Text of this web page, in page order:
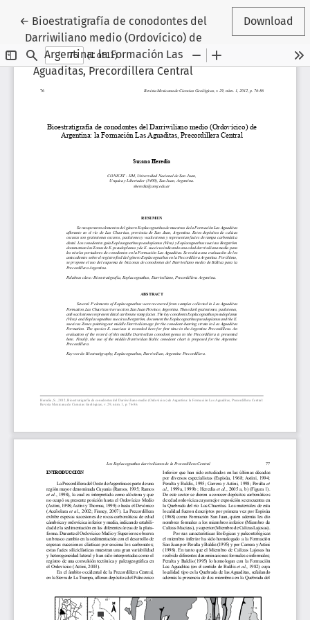
← Return to Article Details
Bioestratigrafía de conodontes del
Darriwiliano medio (Ordovícico) de
Argentina: la Formación Las
Aguaditas, Precordillera Central
Download